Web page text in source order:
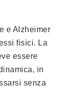
e Alzheimer
fisici. La
essere
in
senza